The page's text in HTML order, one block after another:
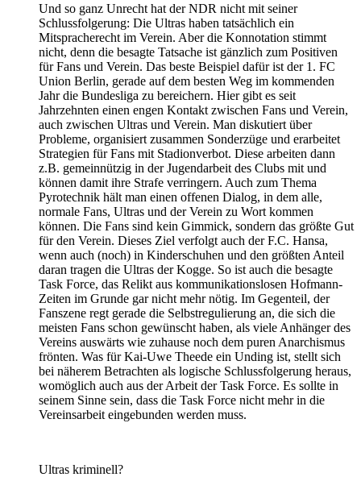
Und so ganz Unrecht hat der NDR nicht mit seiner
Schlussfolgerung: Die Ultras haben tatsächlich ein
Mitspracherecht im Verein. Aber die Konnotation stimmt
nicht, denn die besagte Tatsache ist gänzlich zum Positiven
für Fans und Verein. Das beste Beispiel dafür ist der 1. FC
Union Berlin, gerade auf dem besten Weg im kommenden
Jahr die Bundesliga zu bereichern. Hier gibt es seit
Jahrzehnten einen engen Kontakt zwischen Fans und Verein,
auch zwischen Ultras und Verein. Man diskutiert über
Probleme, organisiert zusammen Sonderzüge und erarbeitet
Strategien für Fans mit Stadionverbot. Diese arbeiten dann
z.B. gemeinnützig in der Jugendarbeit des Clubs mit und
können damit ihre Strafe verringern. Auch zum Thema
Pyrotechnik hält man einen offenen Dialog, in dem alle,
normale Fans, Ultras und der Verein zu Wort kommen
können. Die Fans sind kein Gimmick, sondern das größte Gut
für den Verein. Dieses Ziel verfolgt auch der F.C. Hansa,
wenn auch (noch) in Kinderschuhen und den größten Anteil
daran tragen die Ultras der Kogge. So ist auch die besagte
Task Force, das Relikt aus kommunikationslosen Hofmann-
Zeiten im Grunde gar nicht mehr nötig. Im Gegenteil, der
Fanszene regt gerade die Selbstregulierung an, die sich die
meisten Fans schon gewünscht haben, als viele Anhänger des
Vereins auswärts wie zuhause noch dem puren Anarchismus
frönten. Was für Kai-Uwe Theede ein Unding ist, stellt sich
bei näherem Betrachten als logische Schlussfolgerung heraus,
womöglich auch aus der Arbeit der Task Force. Es sollte in
seinem Sinne sein, dass die Task Force nicht mehr in die
Vereinsarbeit eingebunden werden muss.
Ultras kriminell?